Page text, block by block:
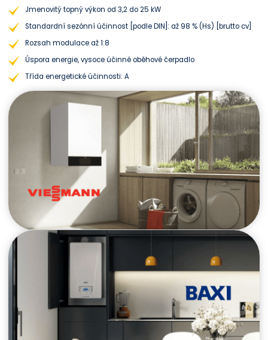
Jmenovitý topný výkon od 3,2 do 25 kW
Standardní sezónní účinnost [podle DIN]: až 98 % (Hs) [brutto cv]
Rozsah modulace až 1:8
Úspora energie, vysoce účinné oběhové čerpadlo
Třída energetické účinnosti: A